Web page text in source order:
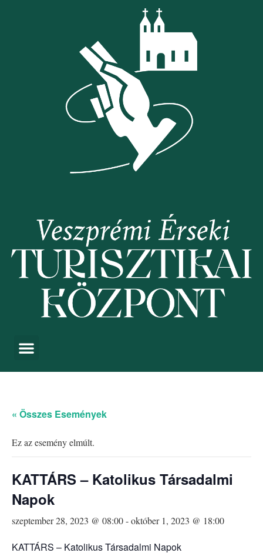
« Összes Események
Ez az esemény elmúlt.
KATTÁRS – Katolikus Társadalmi
Napok
szeptember 28, 2023 @ 08:00-október 1, 2023 @ 18:00
KATTÁRS – Katolikus Társadalmi Napok